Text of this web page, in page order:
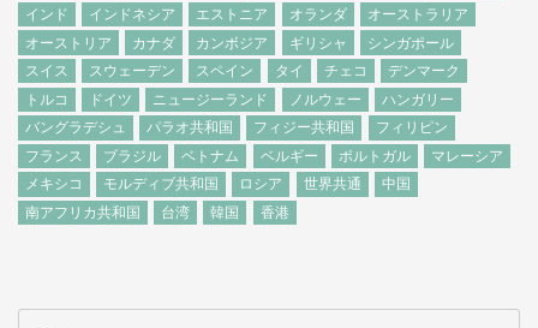
インド
インドネシア エストニア オランダ
オーストラリア
オーストリア
カナダ カンボジア ギリシャ
シンガポール
スイス
スウェーデン スペイン タイ チェコ
デンマーク
トルコ
ドイツ ニュージーランド ノルウェー
ハンガリー
バングラデシュ
パラオ共和国 フィジー共和国
フィリピン
フランス
ブラジル ベトナム ベルギー ポルトガル
マレーシア
メキシコ
モルディブ共和国 ロシア 世界共通
中国
南アフリカ共和国
台湾 韓国 香港